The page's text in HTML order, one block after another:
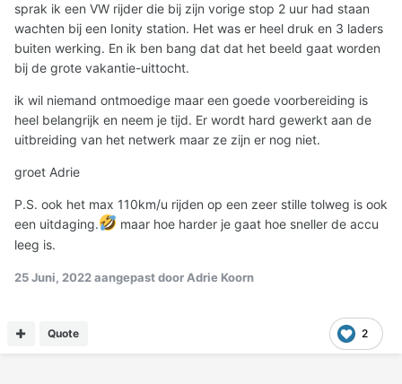
sprak ik een VW rijder die bij zijn vorige stop 2 uur had staan
wachten bij een Ionity station. Het was er heel druk en 3 laders
buiten werking. En ik ben bang dat dat het beeld gaat worden
bij de grote vakantie-uittocht.
ik wil niemand ontmoedige maar een goede voorbereiding is
heel belangrijk en neem je tijd. Er wordt hard gewerkt aan de
uitbreiding van het netwerk maar ze zijn er nog niet.
groet Adrie
P.S. ook het max 110km/u rijden op een zeer stille tolweg is ook
een uitdaging.
maar hoe harder je gaat hoe sneller de accu
leeg is.
25 Juni, 2022aangepast door Adrie Koorn
2
Quote